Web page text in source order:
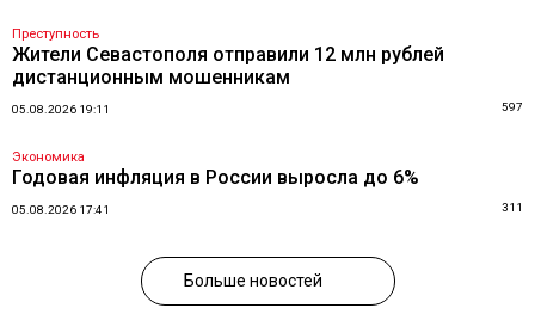
Преступность
Жители Севастополя отправили 12 млн рублей
дистанционным мошенникам
05.08.2026 19:11 597
Экономика
Годовая инфляция в России выросла до 6%
05.08.2026 17:41 311
Больше новостей